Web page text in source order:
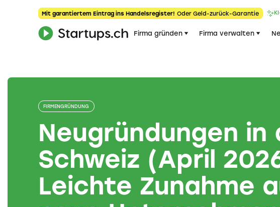
Mit garantiertem Eintrag ins Handelsregister! Oder Geld-zurück-Garantie​
Firma gründen Firma verwalten
FIRMENGRÜNDUNG
Neugründungen in
Schweiz (April
Leichte Zunahme